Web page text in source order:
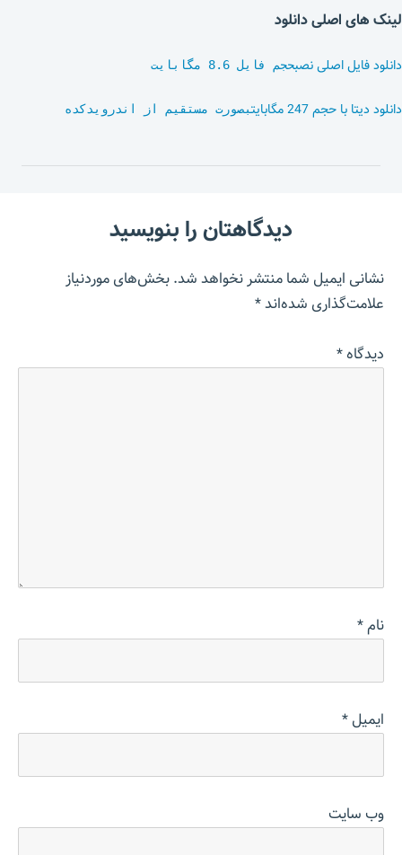
لینک های اصلی دانلود
دانلود فایل اصلی نصبحجم فایل 8.6 مگابایت
دانلود دیتا با حجم 247 مگابایت بصورت مستقیم از اندرویدکده
دیدگاهتان را بنویسید
نشانی ایمیل شما منتشر نخواهد شد.بخش‌های موردنیاز
علامت‌گذاری شده‌اند*
دیدگاه*
نام*
ایمیل*
وب‌ سایت